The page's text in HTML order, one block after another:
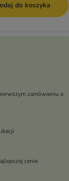
do koszyka
zamówieniu a
cenie